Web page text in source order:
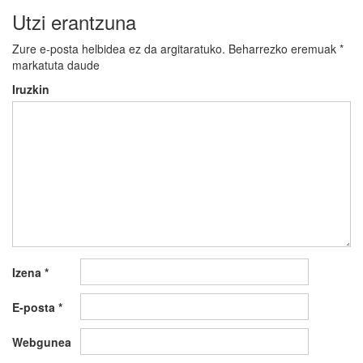
Utzi erantzuna
Zure e-posta helbidea ez da argitaratuko. Beharrezko eremuak *
markatuta daude
Iruzkin
Izena *
E-posta *
Webgunea